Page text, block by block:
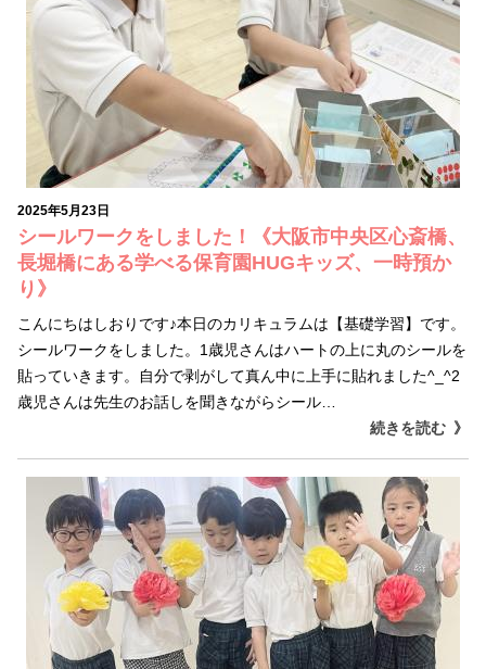
2025年5月23日
シールワークをしました！《大阪市中央区心斎橋、
長堀橋にある学べる保育園HUGキッズ、一時預か
り》
こんにちはしおりです♪本日のカリキュラムは【基礎学習】です。
シールワークをしました。1歳児さんはハートの上に丸のシールを
貼っていきます。自分で剥がして真ん中に上手に貼れました^_^2
歳児さんは先生のお話しを聞きながらシール…
続きを読む